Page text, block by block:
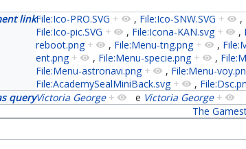
linkFile:Ico-PRO.SVG + , File:Ico-SNW.SVG + ,
File:Ico-pic.SVG + , File:Icona-KAN.svg + ,
reboot.png + , File:Menu-tng.png + ,
ent.png + , File:Menu-specie.png + ,
File:Menu-astronavi.png + , File:Menu-
File:AcademySealMiniBack.svg + ,
queryVictoria George + e Victoria George +
The